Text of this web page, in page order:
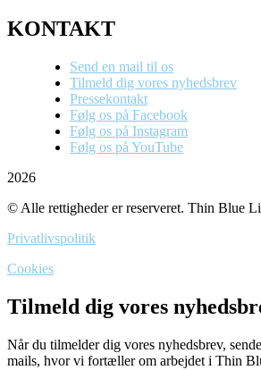
KONTAKT
Send en mail til os
Tilmeld dig vores nyhedsbrev
Pressekontakt
Følg os på Facebook
Følg os på Instagram
Følg os på YouTube
2026
© Alle rettigheder er reserveret. Thin Blue
Privatlivspolitik
Cookies
Tilmeld dig vores
Når du tilmelder dig vores nyhedsbrev,
mails, hvor vi fortæller om arbejdet i Thin